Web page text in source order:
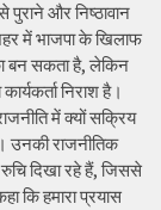
और निष्ठावान
में भाजपा के खिलाफ
बन सकता है, लेकिन
निराश है।
में क्यों सक्रिय
उनकी राजनीतिक
दिखा रहे हैं, जिससे
कि हमारा प्रयास